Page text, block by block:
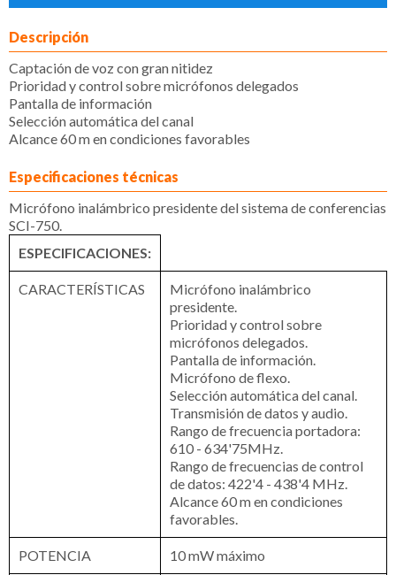
Descripción
Captación de voz con gran nitidez
Prioridad y control sobre micrófonos delegados
Pantalla de información
Selección automática del canal
Alcance 60 m en condiciones favorables
Especificaciones técnicas
Micrófono inalámbrico presidente del sistema de conferencias
SCI-750.
ESPECIFICACIONES:
CARACTERÍSTICAS
Micrófono inalámbrico
presidente.
Prioridad y control sobre
micrófonos delegados.
Pantalla de información.
Micrófono de flexo.
Selección automática del canal.
Transmisión de datos y audio.
Rango de frecuencia portadora:
610 - 634'75MHz.
Rango de frecuencias de control
de datos: 422'4 - 438'4 MHz.
Alcance 60 m en condiciones
favorables.
POTENCIA 10 mW máximo